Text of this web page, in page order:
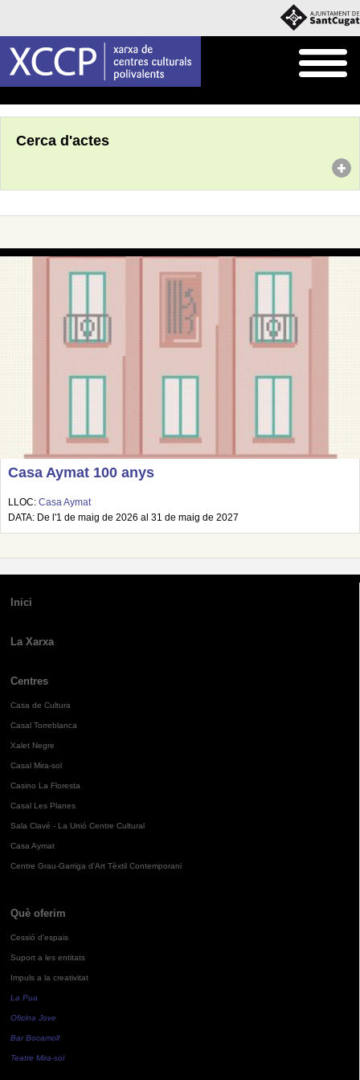
Cerca d'actes
Casa Aymat 100 anys
LLOC: Casa Aymat
DATA: De l'1 de maig de 2026 al 31 de maig de 2027
Inici
La Xarxa
Centres
Casa de Cultura
Casal Torreblanca
Xalet Negre
Casal Mira-sol
Casino La Floresta
Casal Les Planes
Sala Clavé - La Unió Centre Cultural
Casa Aymat
Centre Grau-Garriga d'Art Tèxtil Contemporani
Què oferim
Cessió d'espais
Suport a les entitats
Impuls a la creativitat
La Pua
Oficina Jove
Bar Bocamoll
Teatre Mira-sol